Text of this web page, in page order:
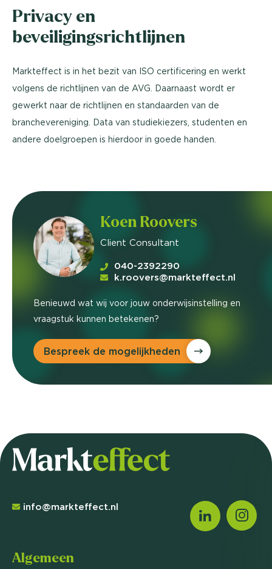
Privacy en
beveiligingsrichtlijnen
Markteffect is in het bezit van ISO certificering en werkt
volgens de richtlijnen van de AVG. Daarnaast wordt er
gewerkt naar de richtlijnen en standaarden van de
branchevereniging. Data van studiekiezers, studenten en
andere doelgroepen is hierdoor in goede handen.
Koen Roovers
Client Consultant
040-2392290
k.roovers@markteffect.nl
Benieuwd wat wij voor jouw onderwijsinstelling en
vraagstuk kunnen betekenen?
Bespreek de mogelijkheden
info@markteffect.nl
Algemeen